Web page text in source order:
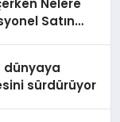
Nelere
Satın
dünyaya
sürdürüyor